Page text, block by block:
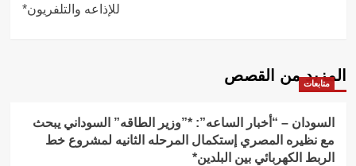
للإذاعه والتلفريون*
المزيد من القصص
متابعات
السودان – “أخبار الساعه”: *”وزير الطاقه” السوداني يبحث
مع نظيره المصري إستكمال المرحله الثانيه لمشروع خط
الربط الكهربائي بين البلدين*